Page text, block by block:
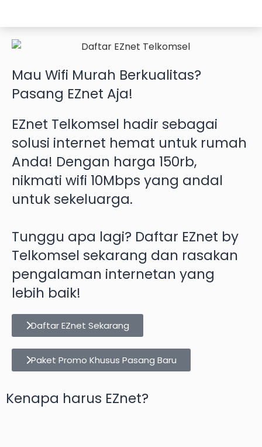
Mau Wifi Murah Berkualitas?
Pasang EZnet Aja!
EZnet Telkomsel hadir sebagai
solusi internet hemat untuk rumah
Anda! Dengan harga 150rb,
nikmati wifi 10Mbps yang andal
untuk sekeluarga.
Tunggu apa lagi? Daftar EZnet by
Telkomsel sekarang dan rasakan
pengalaman internetan yang
lebih baik!
Daftar EZnet Sekarang
Paket Promo Khusus Pasang Baru
Kenapa harus EZnet?